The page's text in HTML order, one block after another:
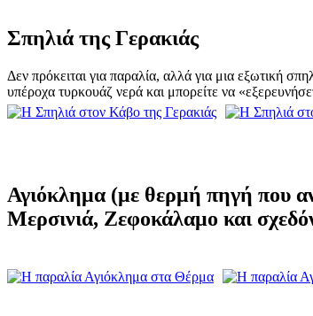
Σπηλιά της Γερακιάς
Δεν πρόκειται για παραλία, αλλά για μια εξωτική
υπέροχα τυρκουάζ νερά και μπορείτε να
Αγιόκλημα(με θερμή πηγή που
Μερσινιά, Ζεφοκάλαμο και